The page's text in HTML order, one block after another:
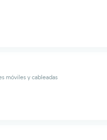
móviles y cableadas